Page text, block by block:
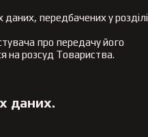
даних, передбачених у розділі
про передачу його
на розсуд Товариства.
даних.